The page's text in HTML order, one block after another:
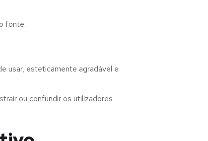
fonte.
usar, esteticamente agradável e
ou confundir os utilizadores